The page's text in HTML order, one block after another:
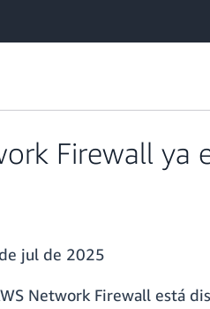
Firewall ya
jul de 2025
Network Firewall está